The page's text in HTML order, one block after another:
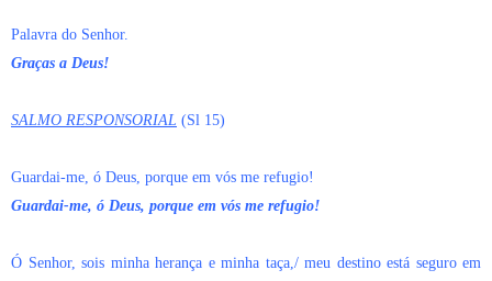
Palavra do Senhor.
Graças a Deus!
SALMO RESPONSORIAL (Sl 15)
Guardai-me, ó Deus, porque em vós me refugio!
Guardai-me, ó Deus, porque em vós me refugio!
Ó Senhor, sois minha herança e minha taça,/ meu destino está seguro em